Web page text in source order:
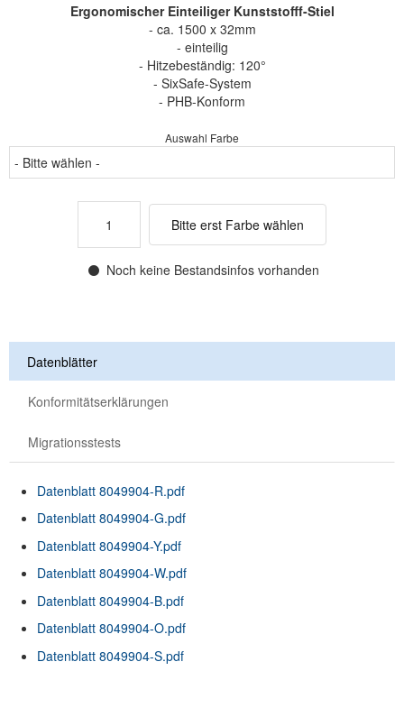
Ergonomischer Einteiliger Kunststofff-Stiel
- ca. 1500 x 32mm
- einteilig
- Hitzebeständig: 120°
- SixSafe-System
- PHB-Konform
Auswahl Farbe
Bitte erst Farbe wählen
Noch keine Bestandsinfos vorhanden
Datenblätter
Konformitätserklärungen
Migrationsstests
Datenblatt 8049904-R.pdf
Datenblatt 8049904-G.pdf
Datenblatt 8049904-Y.pdf
Datenblatt 8049904-W.pdf
Datenblatt 8049904-B.pdf
Datenblatt 8049904-O.pdf
Datenblatt 8049904-S.pdf